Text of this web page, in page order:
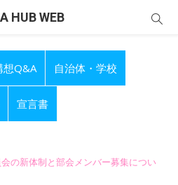
HUB WEB
想Q&A 自治体・学校
宣言書
の新体制と部会メンバー募集につい